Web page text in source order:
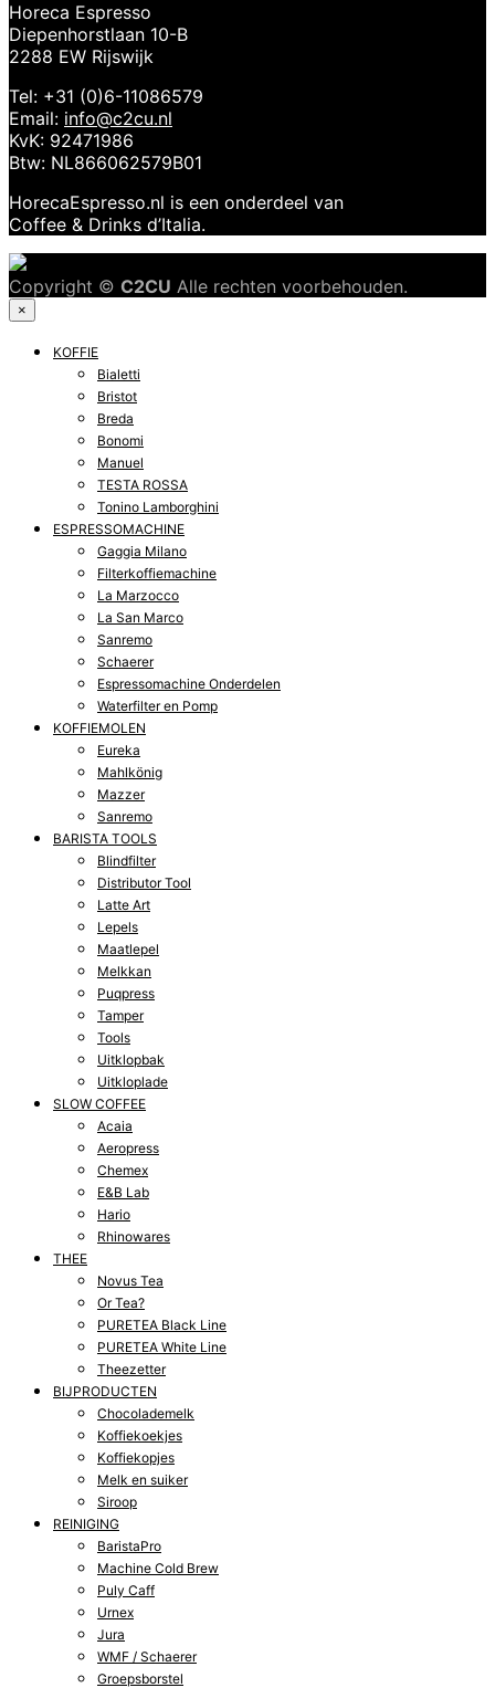
Horeca Espresso
Diepenhorstlaan 10-B
2288 EW Rijswijk
Tel: +31 (0)6-11086579
Email: info@c2cu.nl
KvK: 92471986
Btw: NL866062579B01
HorecaEspresso.nl is een onderdeel van
Coffee & Drinks d’Italia.
Copyright © C2CU Alle rechten voorbehouden.
×
KOFFIE
Bialetti
Bristot
Breda
Bonomi
Manuel
TESTA ROSSA
Tonino Lamborghini
ESPRESSOMACHINE
Gaggia Milano
Filterkoffiemachine
La Marzocco
La San Marco
Sanremo
Schaerer
Espressomachine Onderdelen
Waterfilter en Pomp
KOFFIEMOLEN
Eureka
Mahlkönig
Mazzer
Sanremo
BARISTA TOOLS
Blindfilter
Distributor Tool
Latte Art
Lepels
Maatlepel
Melkkan
Puqpress
Tamper
Tools
Uitklopbak
Uitkloplade
SLOW COFFEE
Acaia
Aeropress
Chemex
E&B Lab
Hario
Rhinowares
THEE
Novus Tea
Or Tea?
PURETEA Black Line
PURETEA White Line
Theezetter
BIJPRODUCTEN
Chocolademelk
Koffiekoekjes
Koffiekopjes
Melk en suiker
Siroop
REINIGING
BaristaPro
Machine Cold Brew
Puly Caff
Urnex
Jura
WMF / Schaerer
Groepsborstel